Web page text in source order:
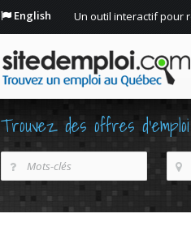
English Un outil interactif pour
Trouvez des offres